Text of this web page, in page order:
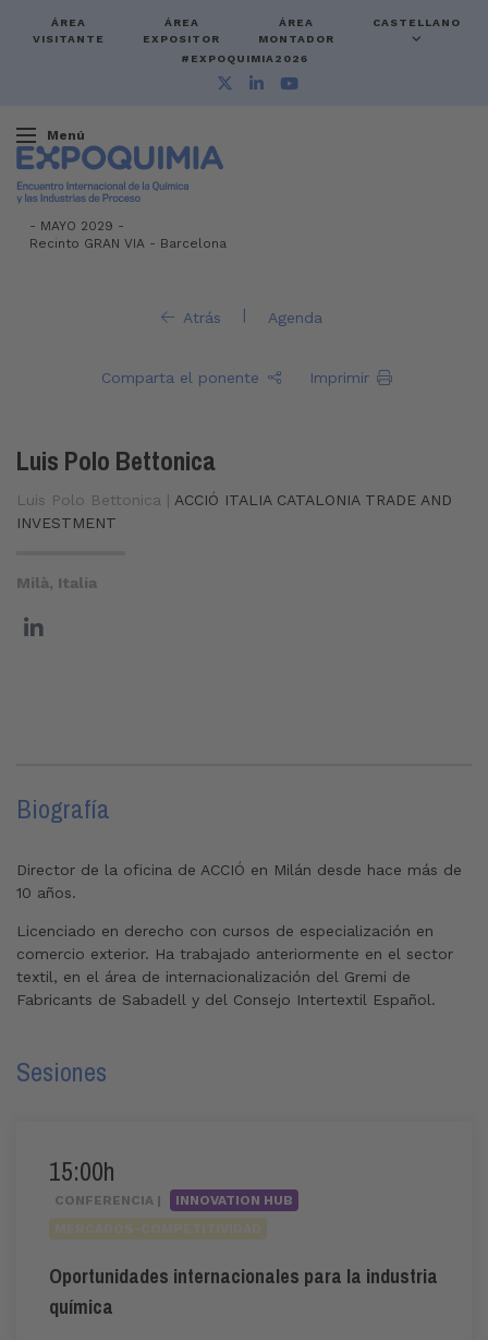
ÁREA
VISITANTE
ÁREA
EXPOSITOR
ÁREA
MONTADOR
CASTELLANO
#EXPOQUIMIA2026
Menú
- MAYO 2029 -
Recinto GRAN VIA - Barcelona
Atrás | Agenda
Comparta el ponente Imprimir
Luis Polo Bettonica
Luis Polo Bettonica | ACCIÓ ITALIA CATALONIA TRADE AND
INVESTMENT
Milà, Italia
Biografía
Director de la oficina de ACCIÓ en Milán desde hace más de
10 años.
Licenciado en derecho con cursos de especialización en
comercio exterior. Ha trabajado anteriormente en el sector
textil, en el área de internacionalización del Gremi de
Fabricants de Sabadell y del Consejo Intertextil Español.
Sesiones
15:00h
CONFERENCIA |
INNOVATION HUB
Oportunidades internacionales para la industria
química